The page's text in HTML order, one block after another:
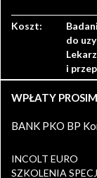
Koszt:
do
i
WPŁATY
BANK PKO BP
INCOLT EURO
SZKOLENIA